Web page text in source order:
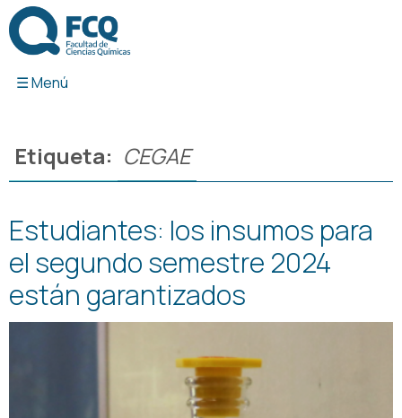
contenido
Etiqueta: CEGAE
Estudiantes: los insumos para
el segundo semestre 2024
están garantizados